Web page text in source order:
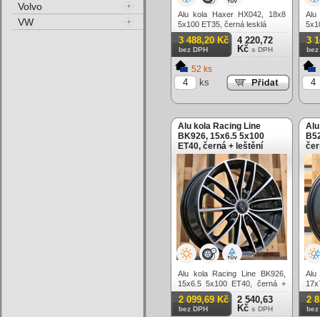
Alu kola Haxer HX042, 18x8
5x100 ET35, černá lesklá
3 488,20 Kč
bez DPH
4 220,72
Kč s DPH
52 ks
ks
Alu
3
bez
Alu kola Racing Line
BK926, 15x6.5 5x100
ET40, černá + leštění
Alu kola Racing Line BK926,
15x6.5 5x100 ET40, černá +
leštění
2 099,69 Kč
bez DPH
2 540,63
Kč s DPH
Alu
2
bez
Volvo
VW